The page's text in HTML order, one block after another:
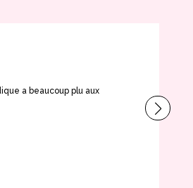
a beaucoup plu aux